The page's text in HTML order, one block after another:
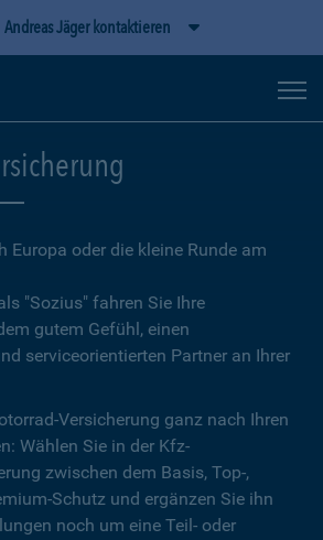
Andreas Jäger kontaktieren
Europa oder die kleine Runde am
"Sozius" fahren Sie Ihre
gutem Gefühl, einen
serviceorientierten Partner an Ihrer
Versicherung ganz nach Ihren
Wählen Sie in der Kfz-
zwischen dem Basis, Top-,
Schutz und ergänzen Sie ihn
noch um eine Teil- oder